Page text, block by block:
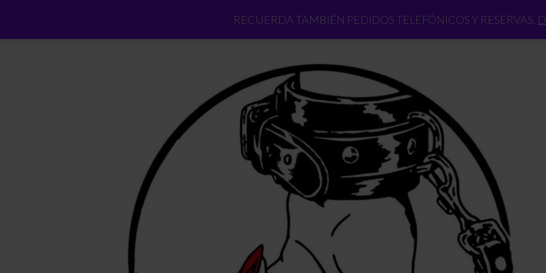
RECUERDA TAMBIÉN PEDIDOS TELEFÓNICOS Y RESERVAS.